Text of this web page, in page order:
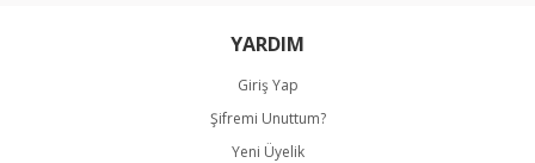
YARDIM
Giriş Yap
Şifremi Unuttum?
Yeni Üyelik